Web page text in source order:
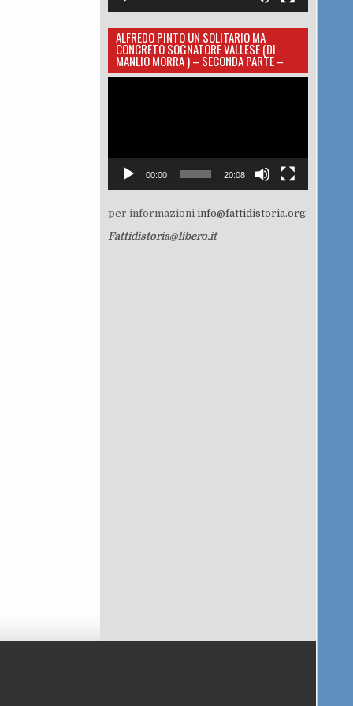
ALFREDO PINTO UN SOLITARIO MA
CONCRETO SOGNATORE VALLESE (DI
MANLIO MORRA ) – SECONDA PARTE –
00:00 20:08
per informazioniinfo@fattidistoria.org
Fattidistoria@libero.it